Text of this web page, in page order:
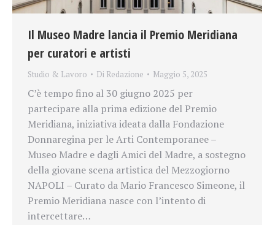
Il Museo Madre lancia il Premio Meridiana
per curatori e artisti
Studio & Lavoro Di Redazione Maggio 5, 2025
C’è tempo fino al 30 giugno 2025 per
partecipare alla prima edizione del Premio
Meridiana, iniziativa ideata dalla Fondazione
Donnaregina per le Arti Contemporanee –
Museo Madre e dagli Amici del Madre, a sostegno
della giovane scena artistica del Mezzogiorno
NAPOLI – Curato da Mario Francesco Simeone, il
Premio Meridiana nasce con l’intento di
intercettare…